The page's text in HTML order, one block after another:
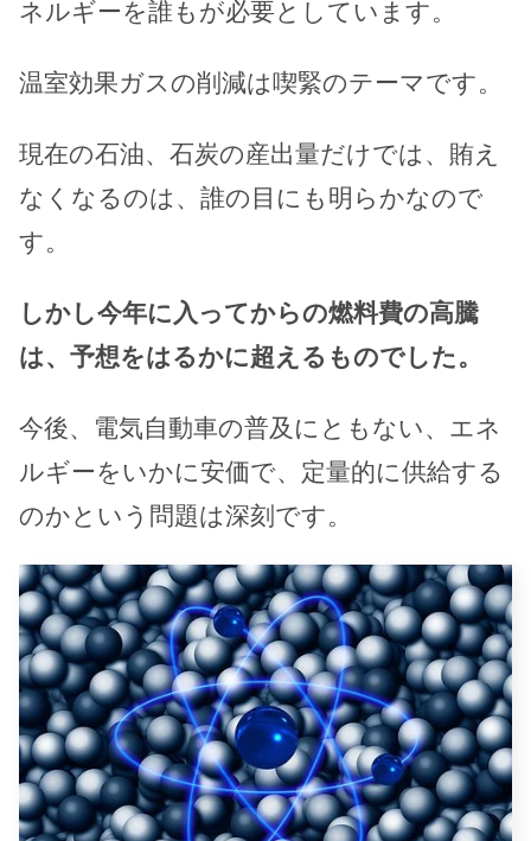
ネルギーを誰もが必要としています。
温室効果ガスの削減は喫緊のテーマです。
現在の石油、石炭の産出量だけでは、賄え
なくなるのは、誰の目にも明らかなので
す。
しかし今年に入ってからの燃料費の高騰
は、予想をはるかに超えるものでした。
今後、電気自動車の普及にともない、エネ
ルギーをいかに安価で、定量的に供給する
のかという問題は深刻です。